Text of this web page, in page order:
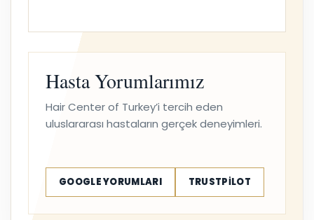
Hasta Yorumlarımız
Hair Center of Turkey’i tercih eden
uluslararası hastaların gerçek deneyimleri.
GOOGLE YORUMLARI TRUSTPILOT